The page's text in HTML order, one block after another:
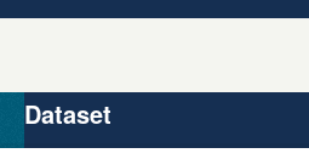
Organizzazioni
Gruppi
Dataset